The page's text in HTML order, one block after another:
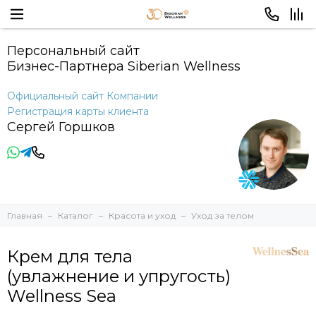
Персональный сайт
Бизнес-Партнера Siberian Wellness
Официальный сайт Компании
Регистрация карты клиента
Сергей Горшков
Главная Каталог Красота и уход Уход за телом
Крем для тела
(увлажнение и упругость)
Wellness Sea